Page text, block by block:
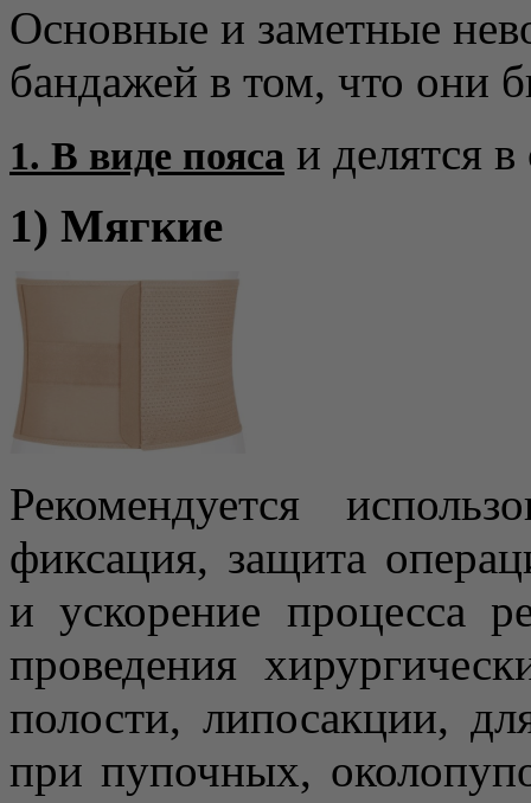
Основные и заметные
бандажей в том, что они
1. В виде пояса и делятся
1) Мягкие
Рекомендуется
фиксация, защита
и ускорение процесса
проведения
полости, липосакции,
при пупочных,